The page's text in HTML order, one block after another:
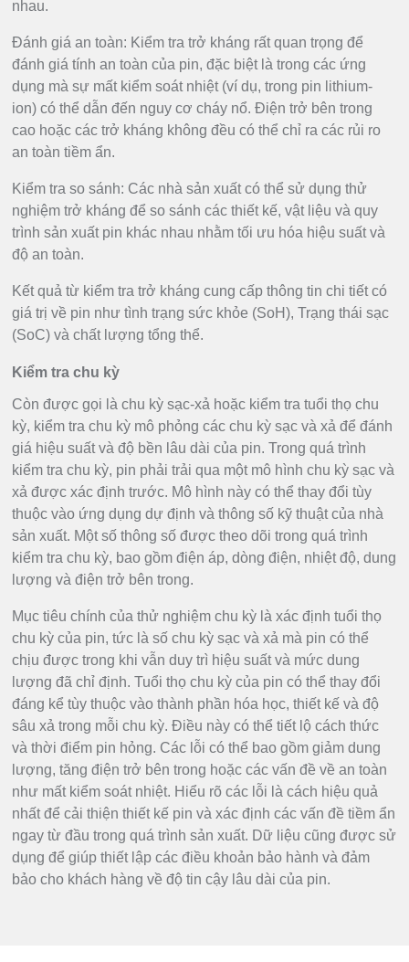
nhau.
Đánh giá an toàn: Kiểm tra trở kháng rất quan trọng để
đánh giá tính an toàn của pin, đặc biệt là trong các ứng
dụng mà sự mất kiểm soát nhiệt (ví dụ, trong pin lithium-
ion) có thể dẫn đến nguy cơ cháy nổ. Điện trở bên trong
cao hoặc các trở kháng không đều có thể chỉ ra các rủi ro
an toàn tiềm ẩn.
Kiểm tra so sánh: Các nhà sản xuất có thể sử dụng thử
nghiệm trở kháng để so sánh các thiết kế, vật liệu và quy
trình sản xuất pin khác nhau nhằm tối ưu hóa hiệu suất và
độ an toàn.
Kết quả từ kiểm tra trở kháng cung cấp thông tin chi tiết có
giá trị về pin như tình trạng sức khỏe (SoH), Trạng thái sạc
(SoC) và chất lượng tổng thể.
Kiểm tra chu kỳ
Còn được gọi là chu kỳ sạc-xả hoặc kiểm tra tuổi thọ chu
kỳ, kiểm tra chu kỳ mô phỏng các chu kỳ sạc và xả để đánh
giá hiệu suất và độ bền lâu dài của pin. Trong quá trình
kiểm tra chu kỳ, pin phải trải qua một mô hình chu kỳ sạc và
xả được xác định trước. Mô hình này có thể thay đổi tùy
thuộc vào ứng dụng dự định và thông số kỹ thuật của nhà
sản xuất. Một số thông số được theo dõi trong quá trình
kiểm tra chu kỳ, bao gồm điện áp, dòng điện, nhiệt độ, dung
lượng và điện trở bên trong.
Mục tiêu chính của thử nghiệm chu kỳ là xác định tuổi thọ
chu kỳ của pin, tức là số chu kỳ sạc và xả mà pin có thể
chịu được trong khi vẫn duy trì hiệu suất và mức dung
lượng đã chỉ định. Tuổi thọ chu kỳ của pin có thể thay đổi
đáng kể tùy thuộc vào thành phần hóa học, thiết kế và độ
sâu xả trong mỗi chu kỳ. Điều này có thể tiết lộ cách thức
và thời điểm pin hỏng. Các lỗi có thể bao gồm giảm dung
lượng, tăng điện trở bên trong hoặc các vấn đề về an toàn
như mất kiểm soát nhiệt. Hiểu rõ các lỗi là cách hiệu quả
nhất để cải thiện thiết kế pin và xác định các vấn đề tiềm ẩn
ngay từ đầu trong quá trình sản xuất. Dữ liệu cũng được sử
dụng để giúp thiết lập các điều khoản bảo hành và đảm
bảo cho khách hàng về độ tin cậy lâu dài của pin.